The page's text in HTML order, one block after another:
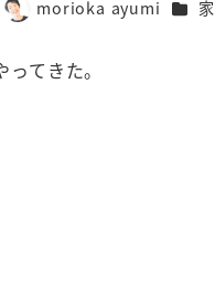
著
morioka ayumi カテ
てきた。